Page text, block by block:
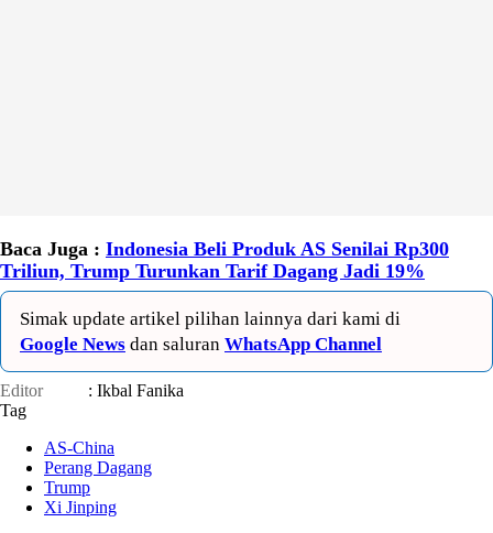
Baca Juga : Indonesia Beli Produk AS Senilai Rp300
Triliun, Trump Turunkan Tarif Dagang Jadi 19%
Simak update artikel pilihan lainnya dari kami di
Google News dan saluran WhatsApp Channel
Editor
: Ikbal Fanika
Tag
AS-China
Perang Dagang
Trump
Xi Jinping